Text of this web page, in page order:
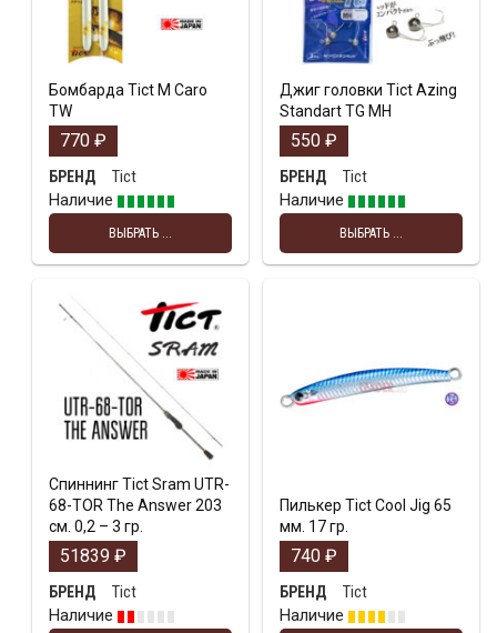
Бомбарда Tict M Caro
TW
770 ₽
БРЕНД
Tict
Наличие
ВЫБРАТЬ ...
Джиг головки Tict Azing
Standart TG MH
550 ₽
БРЕНД
Tict
Наличие
ВЫБРАТЬ ...
Спиннинг Tict Sram UTR-
68-TOR The Answer 203
см. 0,2 – 3 гр.
51839 ₽
БРЕНД
Tict
Наличие
Пилькер Tict Cool Jig 65
мм. 17 гр.
740 ₽
БРЕНД
Tict
Наличие